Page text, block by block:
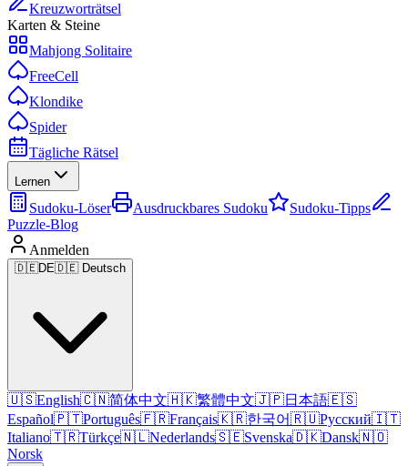
Kreuzworträtsel
Karten & Steine
Mahjong Solitaire
FreeCell
Klondike
Spider
Tägliche Rätsel
Lernen
Sudoku-Löser Ausdruckbares Sudoku
Sudoku-Tipps
Puzzle-Blog
Anmelden
🇩🇪DE🇩🇪 Deutsch
🇺🇸English🇨🇳简体中文🇭🇰繁體中文🇯🇵日本語🇪🇸
Español🇵🇹Português🇫🇷Français🇰🇷한국어🇷🇺Русский🇮🇹
Italiano🇹🇷Türkçe🇳🇱Nederlands🇸🇪Svenska🇩🇰Dansk🇳🇴
Norsk